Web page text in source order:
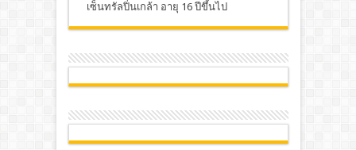
เซ็นทรัลปิ่นเกล้า อายุ 16 ปีขึ้นไป